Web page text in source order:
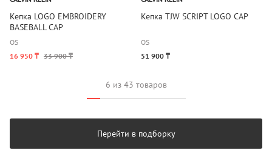
Кепка LOGO EMBROIDERY
BASEBALL CAP
OS
16 950 ₸ 33 900 ₸
Кепка TJW SCRIPT LOGO CAP
OS
51 900 ₸
6 из 43 товаров
Перейти в подборку